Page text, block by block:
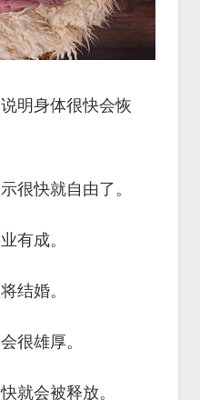
明身体很快会恢
很快就自由了。
有成。
结婚。
很雄厚。
就会被释放。